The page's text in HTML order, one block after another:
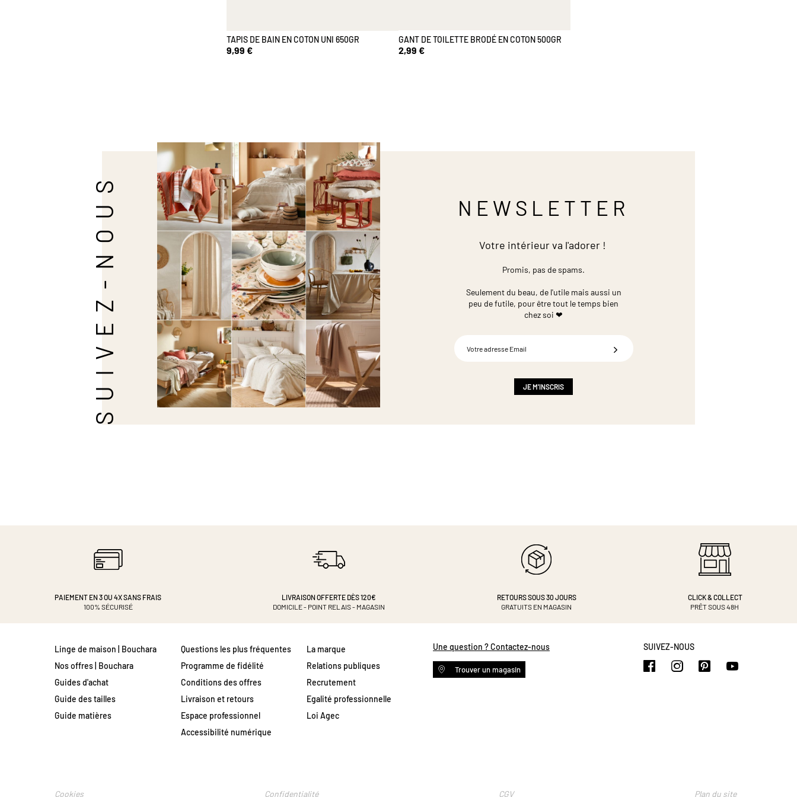
TAPIS DE BAIN EN COTON UNI 650GR
9,99 €
GANT DE TOILETTE BRODÉ EN COTON 500GR
2,99 €
SUIVEZ-NOUS NEWSLETTER
Votre intérieur va l'adorer !
Promis, pas de spams.
Seulement du beau, de l'utile mais aussi un
peu de futile, pour être tout le temps bien
chez soi ❤
JE M'INSCRIS
PAIEMENT EN 3 OU 4XSANS FRAIS
100% SÉCURISÉ
LIVRAISON OFFERTE DÈS 120€
DOMICILE - POINT RELAIS - MAGASIN
RETOURS SOUS 30 JOURS
GRATUITS EN MAGASIN
CLICK & COLLECT
PRÊT SOUS 48H
Une question ? Contactez-nous
Trouver un magasin
Linge de maison | Bouchara
Nos offres | Bouchara
Guides d'achat
Guide des tailles
Guide matières
Questions les plus fréquentes
Programme de fidélité
Conditions des offres
Livraison et retours
Espace professionnel
Accessibilité numérique
La marque
Relations publiques
Recrutement
Egalité professionnelle
Loi Agec
SUIVEZ-NOUS
https://https://https://https://
Cookies Confidentialité CGV Plan du site